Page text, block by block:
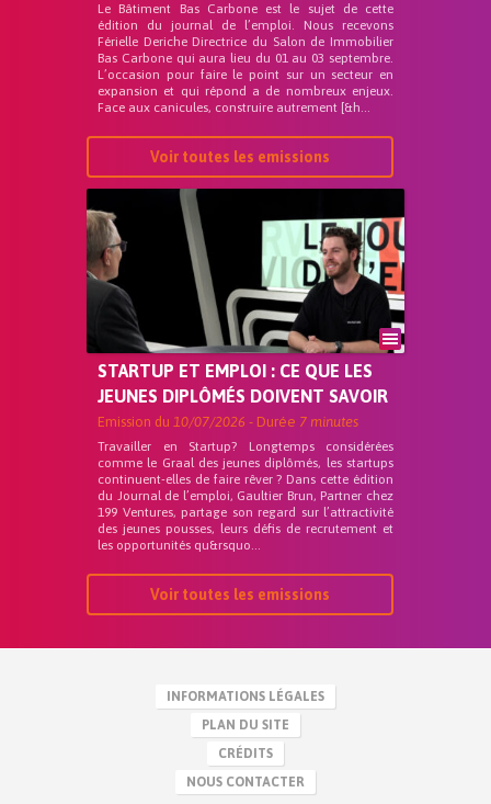
Le Bâtiment Bas Carbone est le sujet de cette
édition du journal de l’emploi. Nous recevons
Férielle Deriche Directrice du Salon de Immobilier
Bas Carbone qui aura lieu du 01 au 03 septembre.
L’occasion pour faire le point sur un secteur en
expansion et qui répond a de nombreux enjeux.
Face aux canicules, construire autrement [&h...
Voir toutes les emissions
STARTUP ET EMPLOI : CE QUE LES
JEUNES DIPLÔMÉS DOIVENT SAVOIR
Emission du 10/07/2026 - Durée 7 minutes
Travailler en Startup? Longtemps considérées
comme le Graal des jeunes diplômés, les startups
continuent-elles de faire rêver ? Dans cette édition
du Journal de l’emploi, Gaultier Brun, Partner chez
199 Ventures, partage son regard sur l’attractivité
des jeunes pousses, leurs défis de recrutement et
les opportunités qu&rsquo...
Voir toutes les emissions
INFORMATIONS LÉGALES
PLAN DU SITE
CRÉDITS
NOUS CONTACTER